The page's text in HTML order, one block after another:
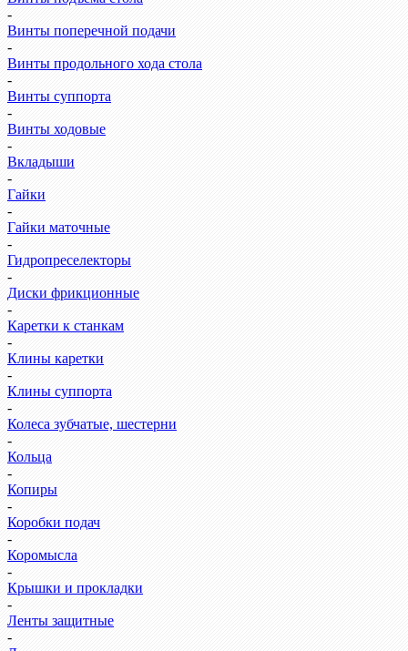
-
Винты поперечной подачи
-
Винты продольного хода стола
-
Винты суппорта
-
Винты ходовые
-
Вкладыши
-
Гайки
-
Гайки маточные
-
Гидропреселекторы
-
Диски фрикционные
-
Каретки к станкам
-
Клины каретки
-
Клины суппорта
-
Колеса зубчатые, шестерни
-
Кольца
-
Копиры
-
Коробки подач
-
Коромысла
-
Крышки и прокладки
-
Ленты защитные
-